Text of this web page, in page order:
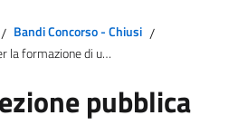
/ Bandi Concorso - Chiusi /
Avviso di selezione pubblica per la formazione di una graduatoria da utilizzare per assunzioni con rapporto di lavoro a tempo determinato o indeterminato, tempo pieno o parziale, profilo professionale di Educatore Professionale e/o profilo Operatore Socio-Educativo operante nei servizi prima infanzia c/o Azienda Sociale Centro Lario e Valli di Porlezza (Co)
pubblica